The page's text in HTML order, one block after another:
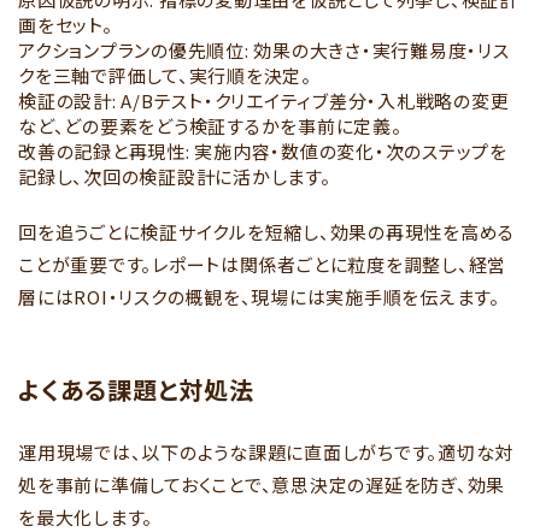
画をセット。
アクションプランの優先順位: 効果の大きさ・実行難易度・リス
クを三軸で評価して、実行順を決定。
検証の設計: A/Bテスト・クリエイティブ差分・入札戦略の変更
など、どの要素をどう検証するかを事前に定義。
改善の記録と再現性: 実施内容・数値の変化・次のステップを
記録し、次回の検証設計に活かします。
回を追うごとに検証サイクルを短縮し、効果の再現性を高める
ことが重要です。レポートは関係者ごとに粒度を調整し、経営
層にはROI・リスクの概観を、現場には実施手順を伝えます。
よくある課題と対処法
運用現場では、以下のような課題に直面しがちです。適切な対
処を事前に準備しておくことで、意思決定の遅延を防ぎ、効果
を最大化します。